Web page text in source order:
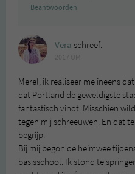
Beantwoorden
Vera schreef:
Merel, ik realiseer me ineens
dat Portland de geweldigste
fantastisch vindt. Misschien
tegen mij schreeuwen. En dat
begrijp.
Bij mij begon de heimwee
basisschool. Ik stond te